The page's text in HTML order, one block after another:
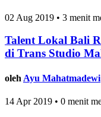
02 Aug 2019 • 3 menit
Talent Lokal Bali
di Trans Studio
oleh Ayu Mahatmadewi
14 Apr 2019 • 0 menit